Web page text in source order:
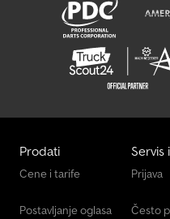
Prodati
Cene i tarife
Postavljanje oglasa
Servis
Prijava
Često